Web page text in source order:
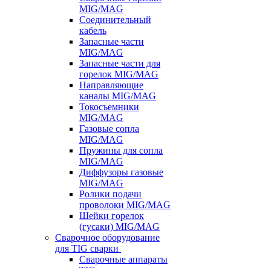
MIG/MAG
Соединительный
кабель
Запасные части
MIG/MAG
Запасные части для
горелок MIG/MAG
Направляющие
каналы MIG/MAG
Токосъемники
MIG/MAG
Газовые сопла
MIG/MAG
Пружины для сопла
MIG/MAG
Диффузоры газовые
MIG/MAG
Ролики подачи
проволоки MIG/MAG
Шейки горелок
(гусаки) MIG/MAG
Сварочное оборудование
для TIG сварки
Сварочные аппараты